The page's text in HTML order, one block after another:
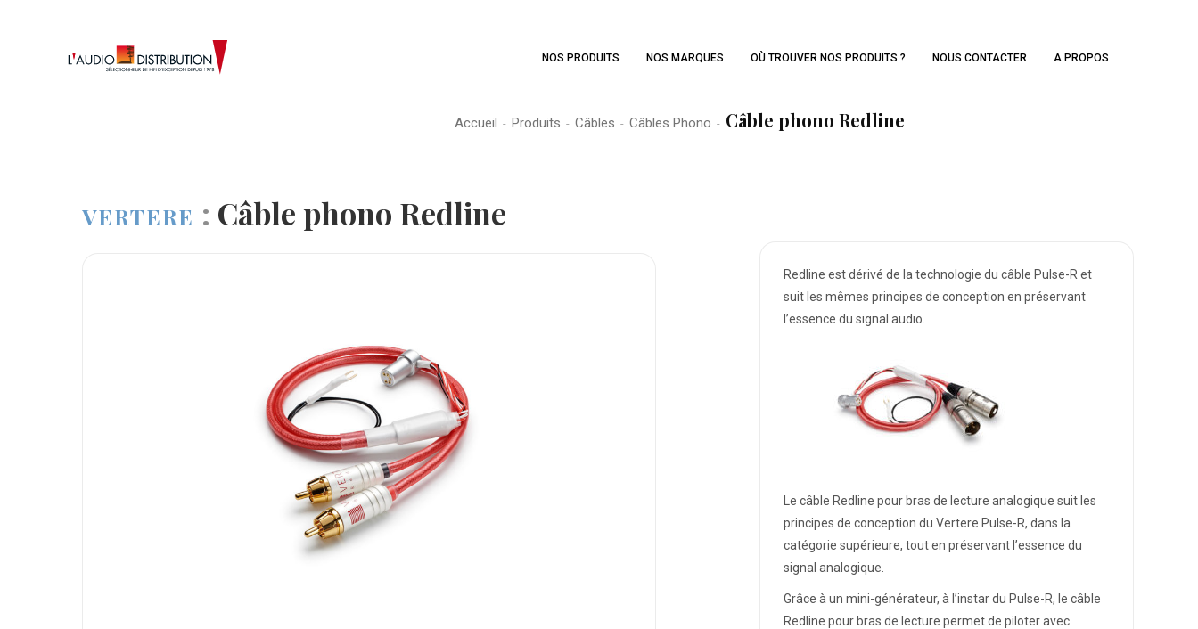
NOS PRODUITS NOS MARQUES OÙ TROUVER NOS PRODUITS ? NOUS CONTACTER A PROPOS
Accueil - Produits - Câbles - Câbles Phono - Câble phono Redline
VERTERE : Câble phono Redline
Redline est dérivé de la technologie du câble Pulse-R et
suit les mêmes principes de conception en préservant
l’essence du signal audio.
Le câble Redline pour bras de lecture analogique suit les
principes de conception du Vertere Pulse-R, dans la
catégorie supérieure, tout en préservant l’essence du
signal analogique.
Grâce à un mini-générateur, à l’instar du Pulse-R, le câble
Redline pour bras de lecture permet de piloter avec